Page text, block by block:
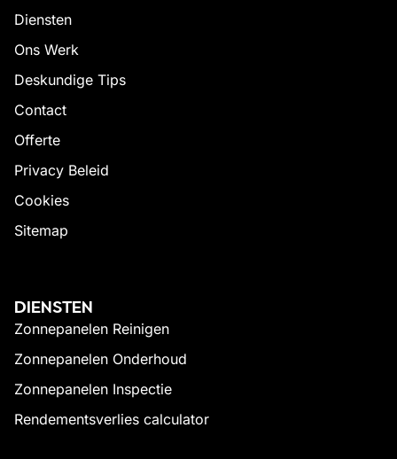
Diensten
Ons Werk
Deskundige Tips
Contact
Offerte
Privacy Beleid
Cookies
Sitemap
DIENSTEN
Zonnepanelen Reinigen
Zonnepanelen Onderhoud
Zonnepanelen Inspectie
Rendementsverlies calculator